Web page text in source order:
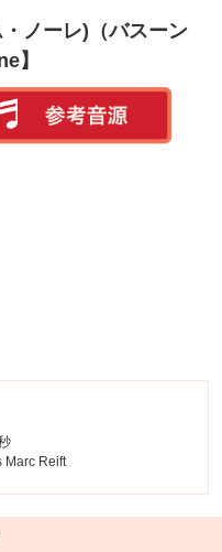
ノーレ)（バスーン
】
Marc Reift